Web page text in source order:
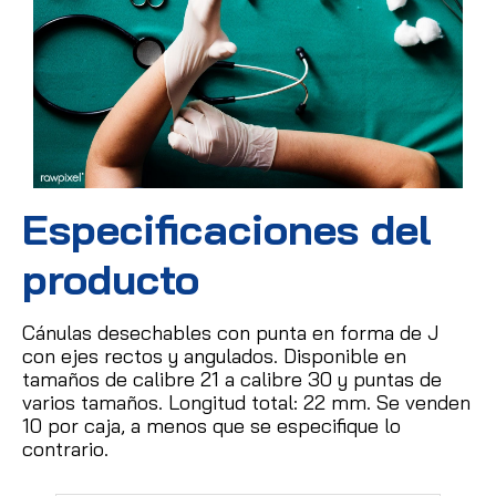
Especificaciones del
producto
Cánulas desechables con punta en forma de J
con ejes rectos y angulados. Disponible en
tamaños de calibre 21 a calibre 30 y puntas de
varios tamaños. Longitud total: 22 mm. Se venden
10 por caja, a menos que se especifique lo
contrario.